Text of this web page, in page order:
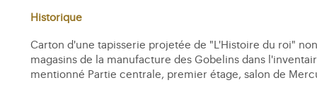
Historique
Carton d'une tapisserie projetée de "L'Histoire du roi"
magasins de la manufacture des Gobelins dans
mentionné Partie centrale, premier étage, salon de